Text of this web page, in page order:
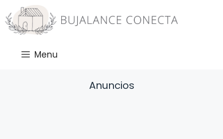
Saltar
al
contenido
Menu
Anuncios